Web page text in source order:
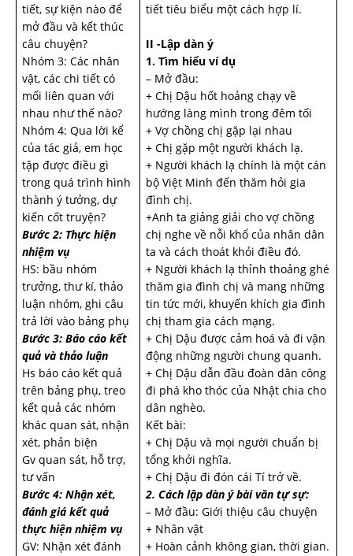
tiết, sự kiện nào để
mở đầu và kết thúc
câu chuyện?
Nhóm 3: Các nhân
vật, các chi tiết có
mối liên quan với
nhau như thế nào?
Nhóm 4: Qua lời kể
của tác giả, em học
tập được điều gì
trong quá trình hình
thành ý tưởng, dự
kiến cốt truyện?
Bước 2: Thực hiện
nhiệm vụ
HS: bầu nhóm
trưởng, thư kí, thảo
luận nhóm, ghi câu
trả lời vào bảng phụ
Bước 3: Báo cáo kết
quả và thảo luận
Hs báo cáo kết quả
trên bảng phụ, treo
kết quả các nhóm
khác quan sát, nhận
xét, phản biện
Gv quan sát, hỗ trợ,
tư vấn
Bước 4: Nhận xét,
đánh giá kết quả
thực hiện nhiệm vụ
GV: Nhận xét đánh
tiết tiêu biểu một cách hợp lí.
II -Lập dàn ý
1. Tìm hiểu ví dụ
– Mở đầu:
+ Chị Dậu hốt hoảng chạy về
hướng làng mình trong đêm tối
+ Vợ chồng chị gặp lại nhau
+ Chị gặp một người khách lạ.
+ Người khách lạ chính là một cán
bộ Việt Minh đến thăm hỏi gia
đình chị.
+Anh ta giảng giải cho vợ chồng
chị nghe về nỗi khổ của nhân dân
ta và cách thoát khỏi điều đó.
+ Người khách lạ thỉnh thoảng ghé
thăm gia đình chị và mang những
tin tức mới, khuyến khích gia đình
chị tham gia cách mạng.
+ Chị Dậu được cảm hoá và đi vận
động những người chung quanh.
+ Chị Dậu dẫn đầu đoàn dân công
đi phá kho thóc của Nhật chia cho
dân nghèo.
Kết bài:
+ Chị Dậu và mọi người chuẩn bị
tổng khởi nghĩa.
+ Chị Dậu đi đón cái Tí trở về.
2. Cách lập dàn ý bài văn tự sự:
– Mở đầu: Giới thiệu câu chuyện
+ Nhân vật
+ Hoàn cảnh không gian, thời gian.